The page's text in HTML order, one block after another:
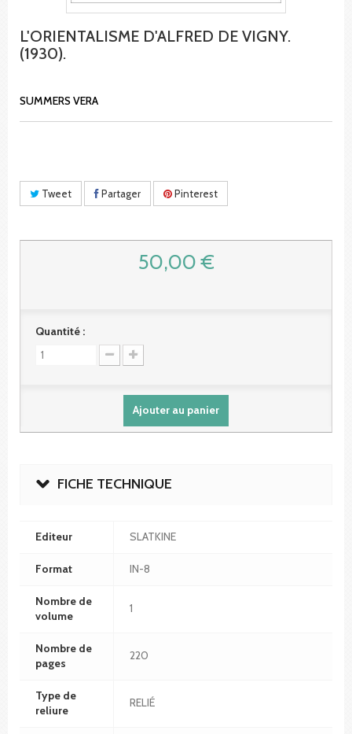
L'ORIENTALISME D'ALFRED DE VIGNY.
(1930).
SUMMERS VERA
Tweet Partager Pinterest
50,00 €
Quantité :
Ajouter au panier
FICHE TECHNIQUE
Editeur SLATKINE
Format IN-8
Nombre de
volume
1
Nombre de
pages
220
Type de
reliure
RELIÉ